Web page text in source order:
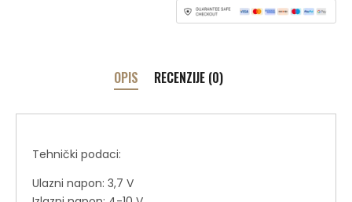
OPIS RECENZIJE (0)
Tehnički podaci:
Ulazni napon: 3,7 V